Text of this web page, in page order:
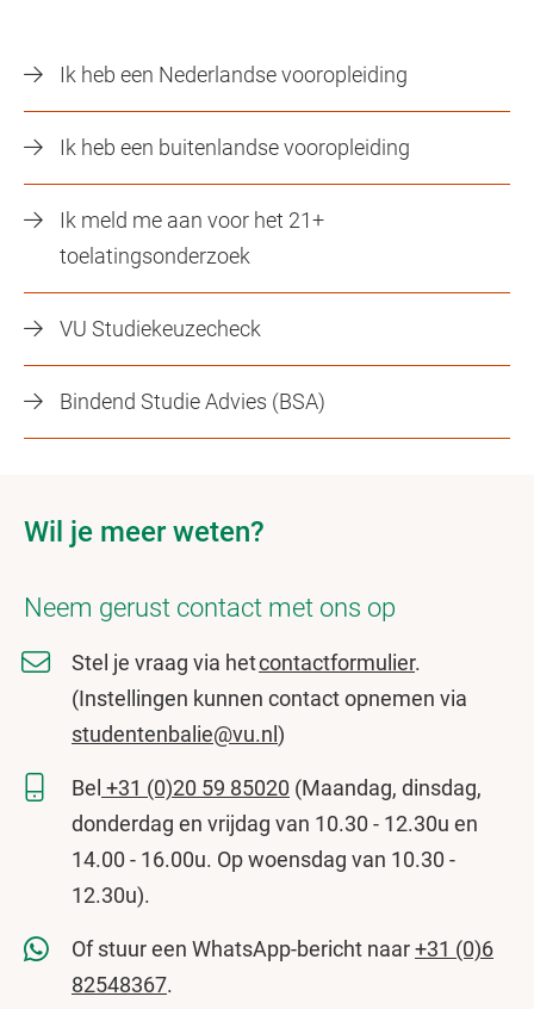
Ik heb een Nederlandse vooropleiding
Ik heb een buitenlandse vooropleiding
Ik meld me aan voor het 21+
toelatingsonderzoek
VU Studiekeuzecheck
Bindend Studie Advies (BSA)
Wil je meer weten?
Neem gerust contact met ons op
Stel je vraag via hetcontactformulier.
(Instellingen kunnen contact opnemen via
studentenbalie@vu.nl )
Bel +31 (0)20 59 85020 (Maandag, dinsdag,
donderdag en vrijdag van 10.30 - 12.30u en
14.00 - 16.00u. Op woensdag van 10.30 -
12.30u).
Of stuur een WhatsApp-bericht naar+31 (0)6
82548367.